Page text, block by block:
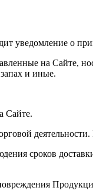
уведомление о
на Сайте,
и иные.
Сайте.
сроков